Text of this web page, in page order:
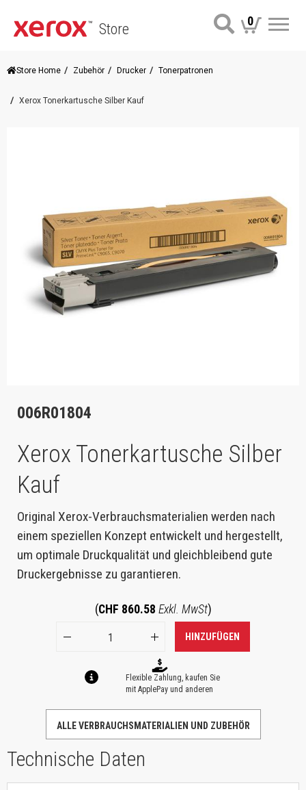
Store 0
Store Home Zubehör Drucker Tonerpatronen
Xerox Tonerkartusche Silber Kauf
006R01804
Xerox Tonerkartusche Silber
Kauf
Original Xerox-Verbrauchsmaterialien werden nach
einem speziellen Konzept entwickelt und hergestellt,
um optimale Druckqualität und gleichbleibend gute
Druckergebnisse zu garantieren.
(CHF 860.58 Exkl. MwSt)
HINZUFÜGEN
Flexible Zahlung, kaufen Sie
mit ApplePay und anderen
ALLE VERBRAUCHSMATERIALIEN UND ZUBEHÖR
Technische Daten